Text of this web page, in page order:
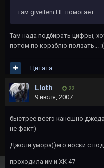
там giveitem НЕ помогает.
Там нада подбирать цифры,
потом по кораблю ползать... :(
Цитата
Lloth 22
9 июля, 2007
быстрее всего канешно
не факт)
Джоли умора))его носки с
проходила им и ХК 47